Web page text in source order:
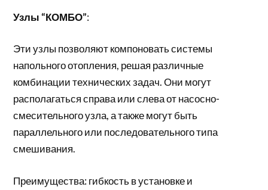
Узлы “КОМБО”:
Эти узлы позволяют компоновать системы
напольного отопления, решая различные
комбинации технических задач. Они могут
располагаться справа или слева от насосно-
смесительного узла, а также могут быть
параллельного или последовательного типа
смешивания.
Преимущества: гибкость в установке и